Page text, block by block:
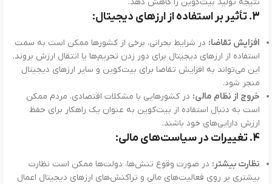
3. تأثیر بر استفاده از ارزهای دیجیتال:
افزایش تقاضا: در شرایط بحرانی، برخی از کشورها ممکن است به سمت
استفاده از ارزهای دیجیتال برای دور زدن تحریم‌ها یا انتقال ارزش بروند.
این می‌تواند به افزایش تقاضا برای بیت‌کوین و سایر ارزهای دیجیتال
منجر شود.
خروج از نظام مالی: در کشورهایی با مشکلات اقتصادی، مردم ممکن
است به دنبال استفاده از بیت‌کوین به عنوان یک راهکار برای حفظ
ارزش دارایی‌های خود باشند.
4. تغییرات در سیاست‌های مالی:
نظارت بیشتر: در صورت وقوع تنش‌ها، دولت‌ها ممکن است نظارت
بیشتری بر روی فعالیت‌های مالی و تراکنش‌های ارزهای دیجیتال اعمال